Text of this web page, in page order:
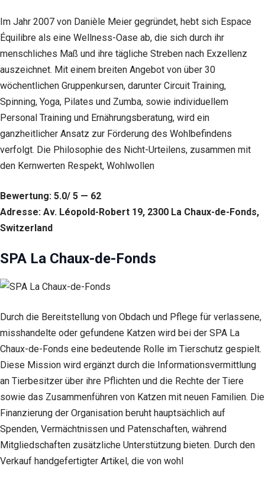
Im Jahr 2007 von Danièle Meier gegründet, hebt sich Espace
Équilibre als eine Wellness-Oase ab, die sich durch ihr
menschliches Maß und ihre tägliche Streben nach Exzellenz
auszeichnet. Mit einem breiten Angebot von über 30
wöchentlichen Gruppenkursen, darunter Circuit Training,
Spinning, Yoga, Pilates und Zumba, sowie individuellem
Personal Training und Ernährungsberatung, wird ein
ganzheitlicher Ansatz zur Förderung des Wohlbefindens
verfolgt. Die Philosophie des Nicht-Urteilens, zusammen mit
den Kernwerten Respekt, Wohlwollen
Bewertung: 5.0/ 5 — 62
Adresse: Av. Léopold-Robert 19, 2300 La Chaux-de-Fonds,
Switzerland
SPA La Chaux-de-Fonds
Durch die Bereitstellung von Obdach und Pflege für verlassene,
misshandelte oder gefundene Katzen wird bei der SPA La
Chaux-de-Fonds eine bedeutende Rolle im Tierschutz gespielt.
Diese Mission wird ergänzt durch die Informationsvermittlung
an Tierbesitzer über ihre Pflichten und die Rechte der Tiere
sowie das Zusammenführen von Katzen mit neuen Familien. Die
Finanzierung der Organisation beruht hauptsächlich auf
Spenden, Vermächtnissen und Patenschaften, während
Mitgliedschaften zusätzliche Unterstützung bieten. Durch den
Verkauf handgefertigter Artikel, die von wohl